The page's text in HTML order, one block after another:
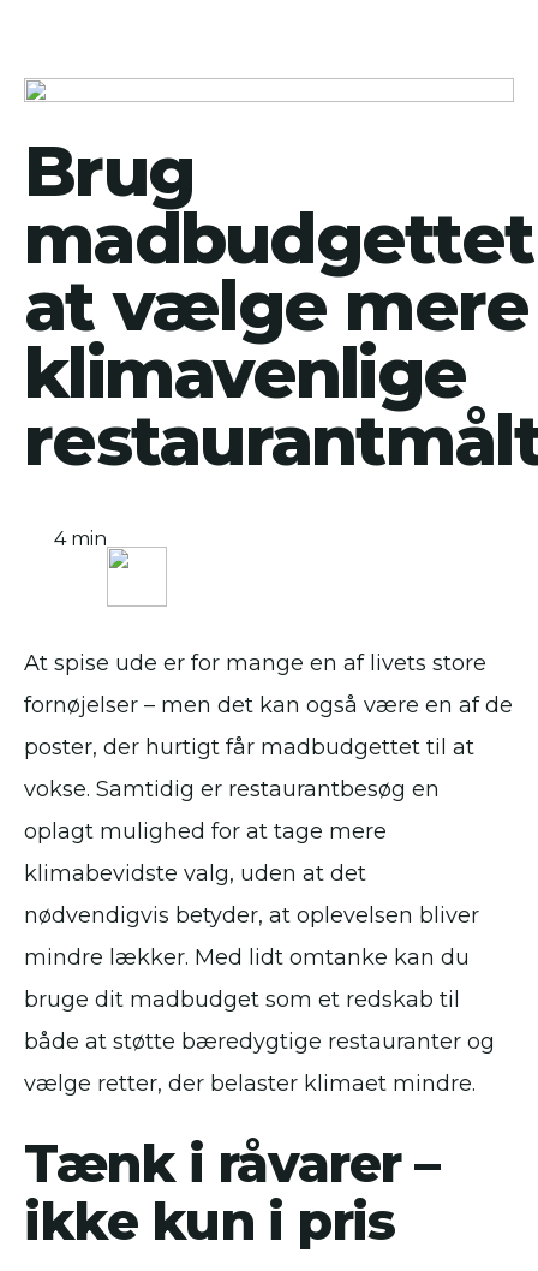
Brug
at vælge mere
klimavenlige
4 min
At spise ude er for mange en af livets store
fornøjelser – men det kan også være en af de
poster, der hurtigt får madbudgettet til at
vokse. Samtidig er restaurantbesøg en
oplagt mulighed for at tage mere
klimabevidste valg, uden at det
nødvendigvis betyder, at oplevelsen bliver
mindre lækker. Med lidt omtanke kan du
bruge dit madbudget som et redskab til
både at støtte bæredygtige restauranter og
vælge retter, der belaster klimaet mindre.
Tænk i råvarer –
ikke kun i pris